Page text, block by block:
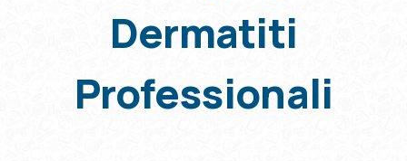
Dermatiti
Professionali